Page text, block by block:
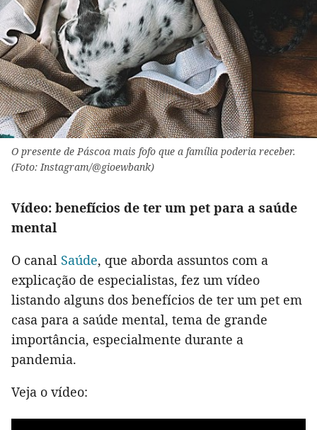
O presente de Páscoa mais fofo que a família poderia receber.
(Foto: Instagram/@gioewbank)
Vídeo: benefícios de ter um pet para a saúde
mental
O canal Saúde, que aborda assuntos com a
explicação de especialistas, fez um vídeo
listando alguns dos benefícios de ter um pet em
casa para a saúde mental, tema de grande
importância, especialmente durante a
pandemia.
Veja o vídeo: